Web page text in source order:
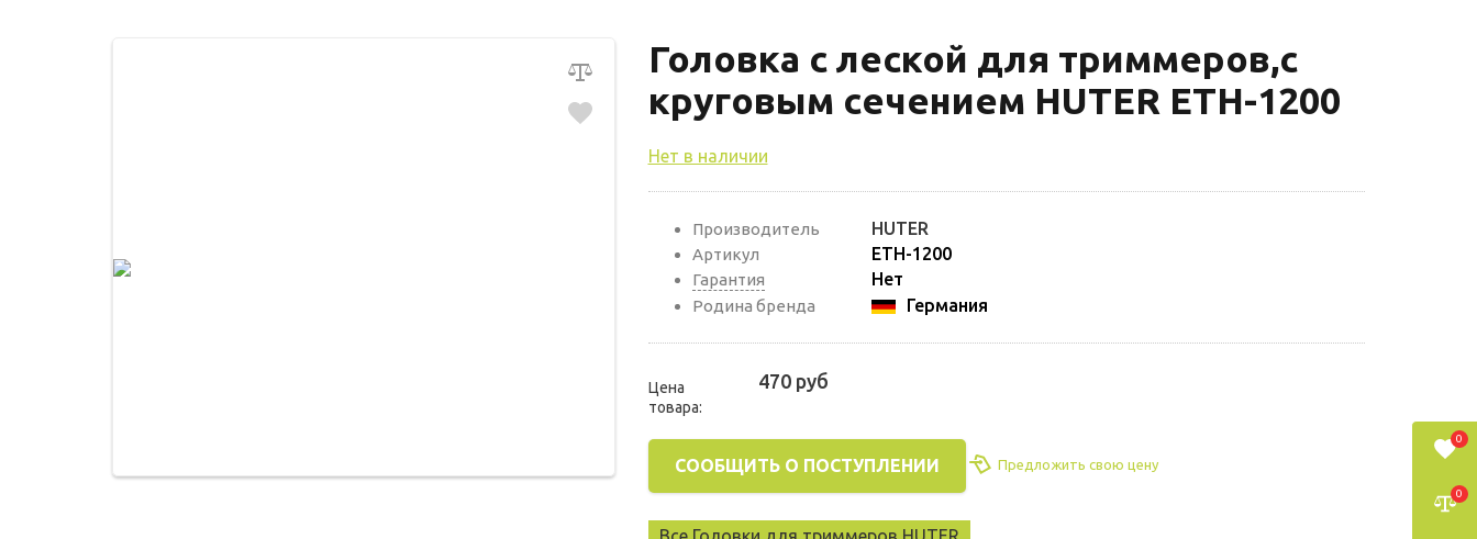
Головка с леской для триммеров,с
круговым сечением HUTER ETH-1200
Нет в наличии
Производитель HUTER
Артикул ETH-1200
Гарантия Нет
Родина бренда Германия
Цена
товара:
470 руб
СООБЩИТЬ О ПОСТУПЛЕНИИ Предложить свою цену
0
0